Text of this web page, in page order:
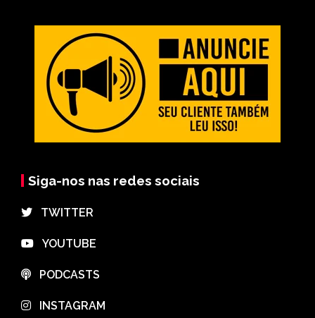
Siga-nos nas redes sociais
⠀TWITTER
⠀YOUTUBE
⠀PODCASTS
⠀INSTAGRAM